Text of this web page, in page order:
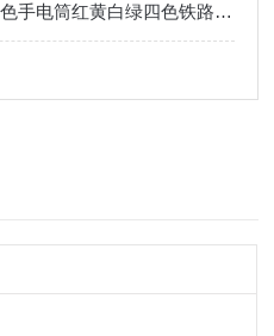
多功能袖珍信号手电筒三色手电筒红黄白绿四色铁路信号灯强光信号